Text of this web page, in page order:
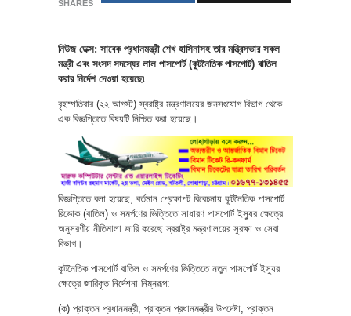
SHARES
নিউজ ডেক্স: সাবেক প্রধানমন্ত্রী শেখ হাসিনাসহ তার মন্ত্রিসভার সকল
মন্ত্রী এবং সংসদ সদস্যের লাল পাসপোর্ট (কূটনৈতিক পাসপোর্ট) বাতিল
করার নির্দেশ দেওয়া হয়েছে৷
বৃহস্পতিবার (২২ আগস্ট) স্বরাষ্ট্র মন্ত্রণালয়ের জনসংযোগ বিভাগ থেকে
এক বিজ্ঞপ্তিতে বিষয়টি নিশ্চিত করা হয়েছে।
বিজ্ঞপ্তিতে বলা হয়েছে, বর্তমান প্রেক্ষাপট বিবেচনায় কূটনৈতিক পাসপোর্ট
রিভোক (বাতিল) ও সমর্পণের ভিত্তিতে সাধারণ পাসপোর্ট ইস্যুর ক্ষেত্রে
অনুসরণীয় নীতিমালা জারি করেছে স্বরাষ্ট্র মন্ত্রণালয়ের সুরক্ষা ও সেবা
বিভাগ।
কূটনৈতিক পাসপোর্ট বাতিল ও সমর্পণের ভিত্তিতে নতুন পাসপোর্ট ইস্যুর
ক্ষেত্রে জারিকৃত নির্দেশনা নিম্নরূপ:
(ক) প্রাক্তন প্রধানমন্ত্রী, প্রাক্তন প্রধানমন্ত্রীর উপদেষ্টা, প্রাক্তন